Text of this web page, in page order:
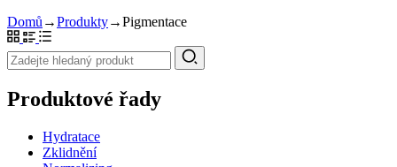
Domů →Produkty→Pigmentace
Produktové řady
Hydratace
Zklidnění